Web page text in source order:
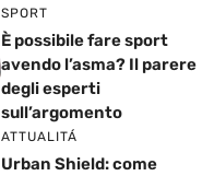
SPORT
È possibile fare sport
avendo l’asma? Il parere
degli esperti
sull’argomento
ATTUALITÁ
Urban Shield: come